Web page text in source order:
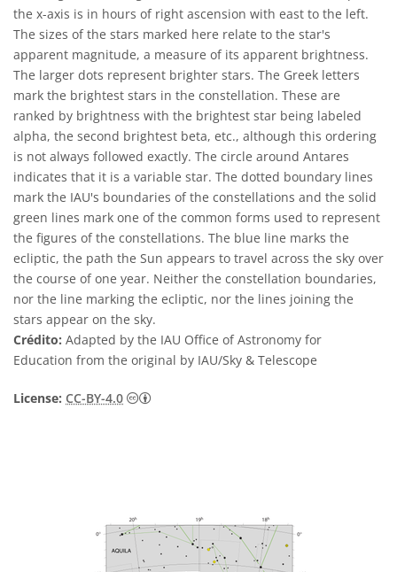
the x-axis is in hours of right ascension with east to the left.
The sizes of the stars marked here relate to the star's
apparent magnitude, a measure of its apparent brightness.
The larger dots represent brighter stars. The Greek letters
mark the brightest stars in the constellation. These are
ranked by brightness with the brightest star being labeled
alpha, the second brightest beta, etc., although this ordering
is not always followed exactly. The circle around Antares
indicates that it is a variable star. The dotted boundary lines
mark the IAU's boundaries of the constellations and the solid
green lines mark one of the common forms used to represent
the figures of the constellations. The blue line marks the
ecliptic, the path the Sun appears to travel across the sky over
the course of one year. Neither the constellation boundaries,
nor the line marking the ecliptic, nor the lines joining the
stars appear on the sky.
Crédito: Adapted by the IAU Office of Astronomy for
Education from the original by IAU/Sky & Telescope
License: CC-BY-4.0 Creative Commons Attribution 4.0